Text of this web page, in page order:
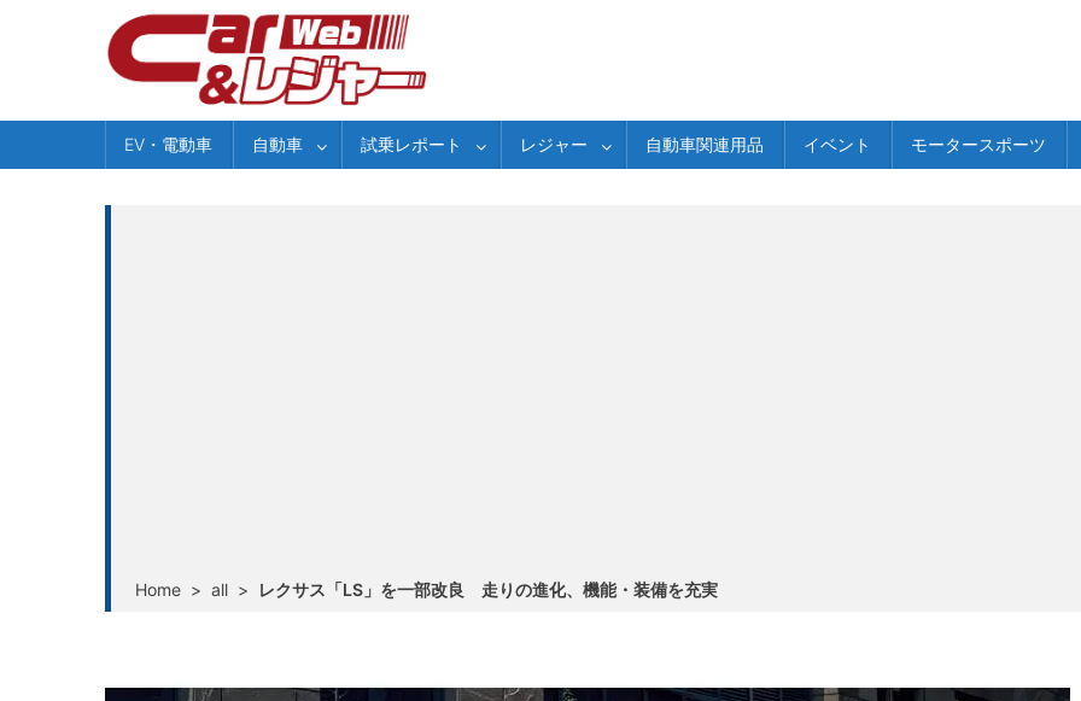
EV・電動車 自動車 試乗レポート レジャー 自動車関連用品 イベント モータースポーツ
Home > all > レクサス「LS」を一部改良 走りの進化、機能・装備を充実